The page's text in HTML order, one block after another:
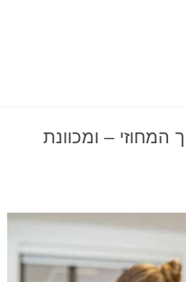
– ומכוונת